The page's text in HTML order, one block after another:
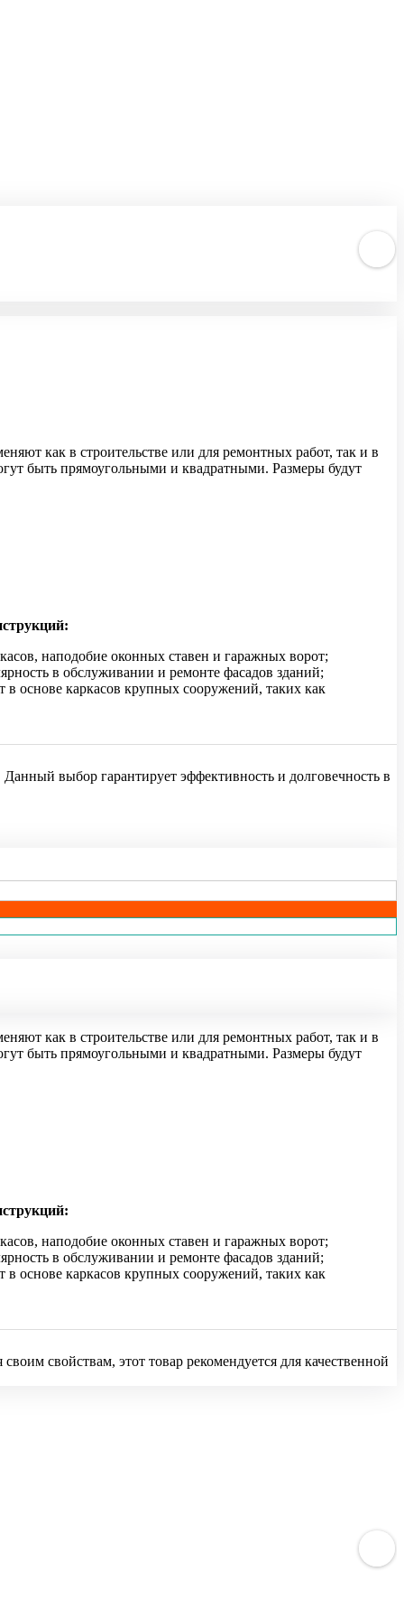
как в строительстве или для ремонтных работ, так и в
быть прямоугольными и квадратными. Размеры будут
наподобие оконных ставен и гаражных ворот;
в обслуживании и ремонте фасадов зданий;
основе каркасов крупных сооружений, таких как
выбор гарантирует эффективность и долговечность в
как в строительстве или для ремонтных работ, так и в
быть прямоугольными и квадратными. Размеры будут
наподобие оконных ставен и гаражных ворот;
в обслуживании и ремонте фасадов зданий;
основе каркасов крупных сооружений, таких как
свойствам, этот товар рекомендуется для качественной